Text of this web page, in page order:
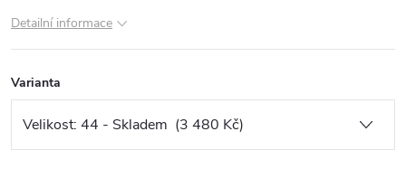
Detailní informace
Varianta